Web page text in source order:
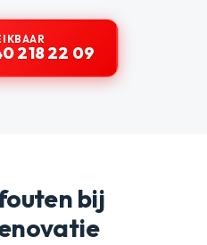
218 22 09
bij